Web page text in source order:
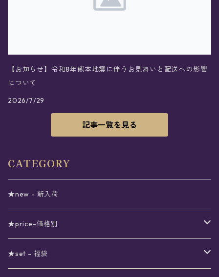
【お知らせ】令和8年熊本地震に伴うお見舞いと配送への影響
について
2026/7/29
記事一覧を見る
CATEGORY
★new - 新入荷
★price-価格別
セール
★set - 福袋